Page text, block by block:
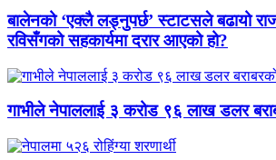
बालेनको ‘एक्लै लड्नुपर्छ’ स्टाटसले बढायो
रविसँगको सहकार्यमा दरार आएको हो?
गाभीले नेपाललाई ३ करोड ९६ लाख डलर